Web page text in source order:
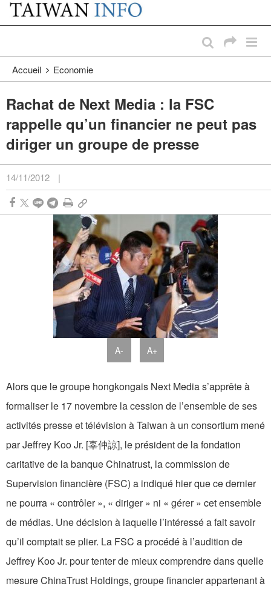
Passer au contenu principal
:::
Accueil Economie
Rachat de Next Media : la FSC
rappelle qu’un financier ne peut pas
diriger un groupe de presse
14/11/2012 |
A- A+
Alors que le groupe hongkongais Next Media s’apprête à
formaliser le 17 novembre la cession de l’ensemble de ses
activités presse et télévision à Taiwan à un consortium mené
par Jeffrey Koo Jr. [辜仲諒], le président de la fondation
caritative de la banque Chinatrust, la commission de
Supervision financière (FSC) a indiqué hier que ce dernier
ne pourra « contrôler », « diriger » ni « gérer » cet ensemble
de médias. Une décision à laquelle l’intéressé a fait savoir
qu’il comptait se plier. La FSC a procédé à l’audition de
Jeffrey Koo Jr. pour tenter de mieux comprendre dans quelle
mesure ChinaTrust Holdings, groupe financier appartenant à